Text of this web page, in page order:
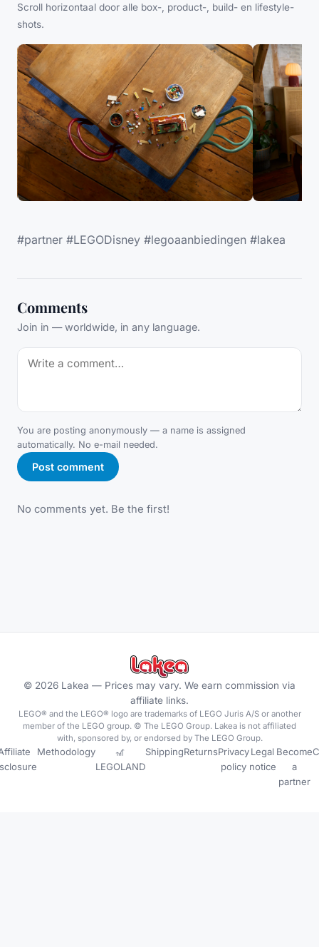
Scroll horizontaal door alle box-, product-, build- en lifestyle-
shots.
#partner #LEGODisney #legoaanbiedingen #lakea
Comments
Join in — worldwide, in any language.
You are posting anonymously — a name is assigned
automatically. No e-mail needed.
Post comment
No comments yet. Be the first!
© 2026 Lakea — Prices may vary. We earn commission via
affiliate links.
LEGO® and the LEGO® logo are trademarks of LEGO Juris A/S or another
member of the LEGO group. © The LEGO Group. Lakea is not affiliated
with, sponsored by, or endorsed by The LEGO Group.
Methodology
🎢
LEGOLAND
ShippingReturnsPrivacy
policy
Legal
notice
Become
a
partner